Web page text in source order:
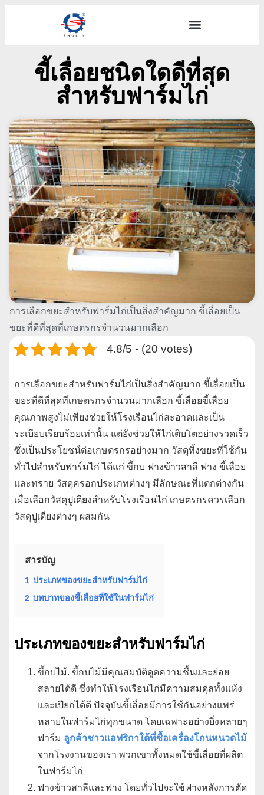
ขี้เลื่อยชนิดใดดีที่สุด
สำหรับฟาร์มไก่
การเลือกขยะสำหรับฟาร์มไก่เป็นสิ่งสำคัญมาก ขี้เลื่อยเป็น
ขยะที่ดีที่สุดที่เกษตรกรจำนวนมากเลือก
4.8/5 - (20 votes)
การเลือกขยะสำหรับฟาร์มไก่เป็นสิ่งสำคัญมาก ขี้เลื่อยเป็น
ขยะที่ดีที่สุดที่เกษตรกรจำนวนมากเลือก ขี้เลื่อยขี้เลื่อย
คุณภาพสูงไม่เพียงช่วยให้โรงเรือนไก่สะอาดและเป็น
ระเบียบเรียบร้อยเท่านั้น แต่ยังช่วยให้ไก่เติบโตอย่างรวดเร็ว
ซึ่งเป็นประโยชน์ต่อเกษตรกรอย่างมาก วัสดุทิ้งขยะที่ใช้กัน
ทั่วไปสำหรับฟาร์มไก่ ได้แก่ ขี้กบ ฟางข้าวสาลี ฟาง ขี้เลื่อย
และทราย วัสดุครอกประเภทต่างๆ มีลักษณะที่แตกต่างกัน
เมื่อเลือกวัสดุปูเตียงสำหรับโรงเรือนไก่ เกษตรกรควรเลือก
วัสดุปูเตียงต่างๆ ผสมกัน
สารบัญ
1 ประเภทของขยะสำหรับฟาร์มไก่
2 บทบาทของขี้เลื่อยที่ใช้ในฟาร์มไก่
ประเภทของขยะสำหรับฟาร์มไก่
ขี้กบไม้. ขี้กบไม้มีคุณสมบัติดูดความชื้นและย่อย
สลายได้ดี ซึ่งทำให้โรงเรือนไก่มีความสมดุลทั้งแห้ง
และเปียกได้ดี ปัจจุบันขี้เลื่อยมีการใช้กันอย่างแพร่
หลายในฟาร์มไก่ทุกขนาด โดยเฉพาะอย่างยิ่งหลายๆ
ฟาร์ม ลูกค้าชาวแอฟริกาใต้ที่ซื้อเครื่องโกนหนวดไม้
จากโรงงานของเรา พวกเขาทั้งหมดใช้ขี้เลื่อยที่ผลิต
ในฟาร์มไก่
ฟางข้าวสาลีและฟาง โดยทั่วไปจะใช้ฟางหลังการตัด